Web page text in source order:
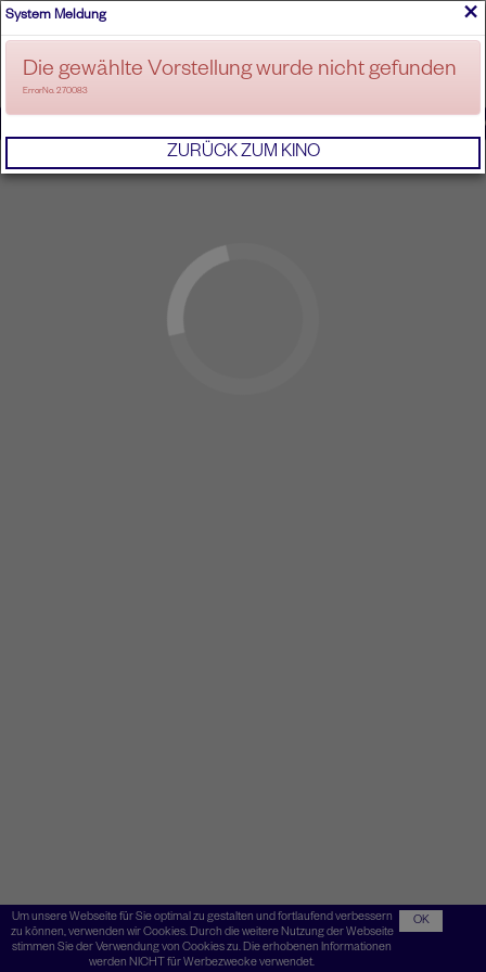
ANMELDEN
Um unsere Webseite für Sie optimal zu gestalten und fortlaufend verbessern
zu können, verwenden wir Cookies. Durch die weitere Nutzung der Webseite
stimmen Sie der Verwendung von Cookies zu. Die erhobenen Informationen
werden NICHT für Werbezwecke verwendet.
OK
×
System Meldung
Die gewählte Vorstellung wurde nicht gefunden
ErrorNo. 270083
ZURÜCK ZUM KINO